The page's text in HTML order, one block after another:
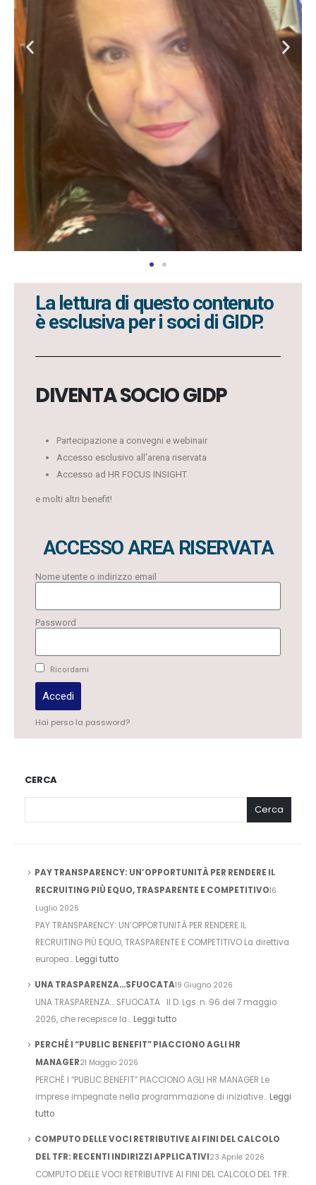
La lettura di questo contenuto
è esclusiva per i soci di GIDP.
DIVENTA SOCIO GIDP
Partecipazione a convegni e webinair
Accesso esclusivo all’arena riservata
Accesso ad HR FOCUS INSIGHT
e molti altri benefit!
ACCESSO AREA RISERVATA
Nome utente o indirizzo email
Password
Ricordami
Accedi
Hai perso la password?
CERCA
Cerca
PAY TRANSPARENCY: UN’OPPORTUNITÀ PER RENDERE IL
RECRUITING PIÙ EQUO, TRASPARENTE E COMPETITIVO16
Luglio 2026
PAY TRANSPARENCY: UN’OPPORTUNITÀ PER RENDERE IL
RECRUITING PIÙ EQUO, TRASPARENTE E COMPETITIVO La direttiva
europea… Leggi tutto
UNA TRASPARENZA…SFUOCATA19 Giugno 2026
UNA TRASPARENZA… SFUOCATA Il D. Lgs. n. 96 del 7 maggio
2026, che recepisce la… Leggi tutto
PERCHÉ I “PUBLIC BENEFIT” PIACCIONO AGLI HR
MANAGER21 Maggio 2026
PERCHÉ I “PUBLIC BENEFIT” PIACCIONO AGLI HR MANAGER Le
imprese impegnate nella programmazione di iniziative… Leggi
tutto
COMPUTO DELLE VOCI RETRIBUTIVE AI FINI DEL CALCOLO
DEL TFR: RECENTI INDIRIZZI APPLICATIVI23 Aprile 2026
COMPUTO DELLE VOCI RETRIBUTIVE AI FINI DEL CALCOLO DEL TFR: